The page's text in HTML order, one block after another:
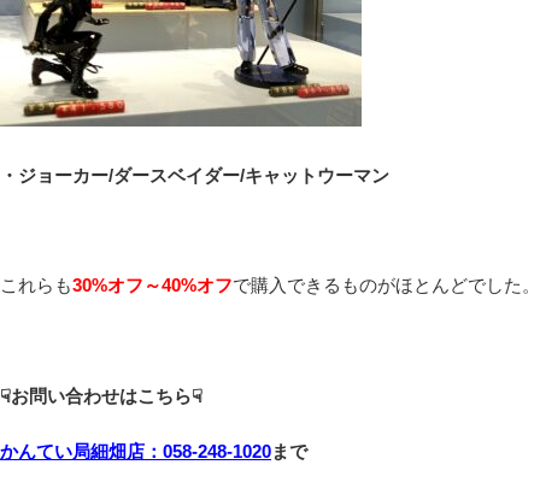
・ジョーカー/ダースベイダー/キャットウーマン
これらも30%オフ～40%オフで購入できるものがほとんどでした。
☟お問い合わせはこちら☟
かんてい局細畑店：058-248-1020まで